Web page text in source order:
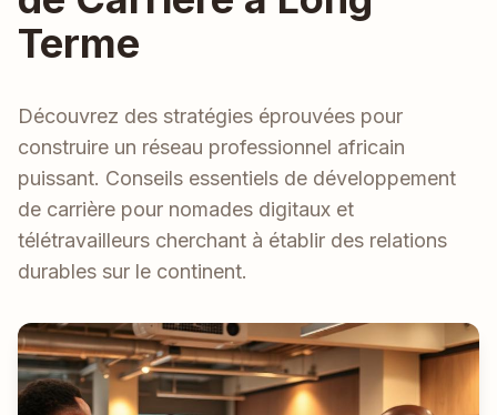
Terme
Découvrez des stratégies éprouvées pour
construire un réseau professionnel africain
puissant. Conseils essentiels de développement
de carrière pour nomades digitaux et
télétravailleurs cherchant à établir des relations
durables sur le continent.